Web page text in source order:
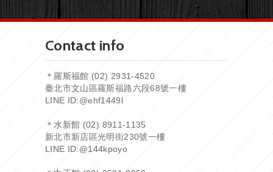
Contact info
＊羅斯福館 (02) 2931-4520
臺北市文山區羅斯福路六段68號一樓
LINE ID:@ehf1449l
＊水新館 (02) 8911-1135
新北市新店區光明街230號一樓
LINE ID:@144kpoyo